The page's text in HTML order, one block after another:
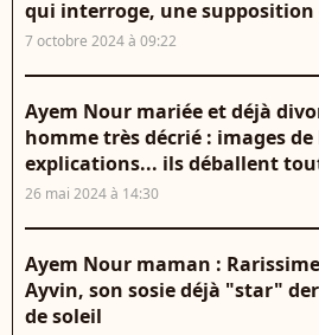
qui interroge, une supposition
7 octobre 2024 à 09:22
Ayem Nour mariée et déjà
homme très décrié : images
explications... ils déballent
26 mai 2024 à 14:30
Ayem Nour maman :
Ayvin, son sosie déjà "star"
de soleil